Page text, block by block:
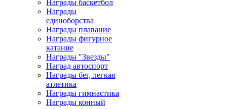
Награды баскетбол
Награды
единоборства
Награды плавание
Награды фигурное
катание
Награды "Звезды"
Наград автоспорт
Награды бег, легкая
атлетика
Награды гимнастика
Награды конный